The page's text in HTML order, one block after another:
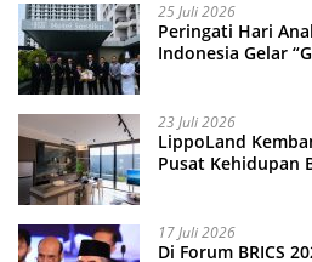
25 Juli 2026
Peringati Hari
Indonesia Gelar
23 Juli 2026
LippoLand
Pusat Kehidupan
17 Juli 2026
Di Forum BRICS